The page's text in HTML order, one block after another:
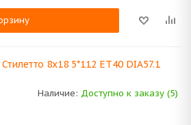
8x18 5*112 ET40 DIA57.1
Наличие: Доступно к заказу (5)